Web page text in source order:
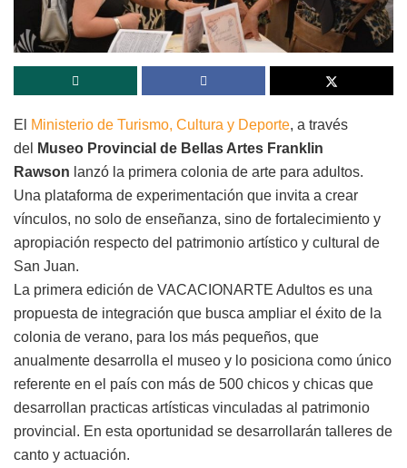
El Ministerio de Turismo, Cultura y Deporte, a través
del
Museo Provincial de Bellas Artes Franklin
Rawson lanzó la primera colonia de arte para adultos.
Una plataforma de experimentación que invita a crear
vínculos, no solo de enseñanza, sino de fortalecimiento y
apropiación respecto del patrimonio artístico y cultural de
San Juan.
La primera edición de VACACIONARTE Adultos es una
propuesta de integración que busca ampliar el éxito de la
colonia de verano, para los más pequeños, que
anualmente desarrolla el museo y lo posiciona como único
referente en el país con más de 500 chicos y chicas que
desarrollan practicas artísticas vinculadas al patrimonio
provincial. En esta oportunidad se desarrollarán talleres de
canto y actuación.